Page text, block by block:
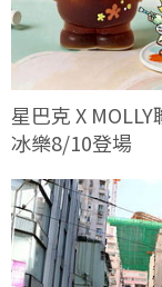
星巴克 X
冰樂8/10登場